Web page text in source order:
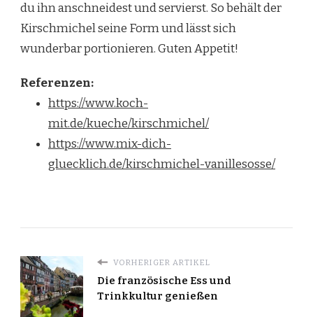
du ihn anschneidest und servierst. So behält der
Kirschmichel seine Form und lässt sich
wunderbar portionieren. Guten Appetit!
Referenzen:
https://www.koch-
mit.de/kueche/kirschmichel/
https://www.mix-dich-
gluecklich.de/kirschmichel-vanillesosse/
VORHERIGER ARTIKEL
Die französische Ess und
Trinkkultur genießen